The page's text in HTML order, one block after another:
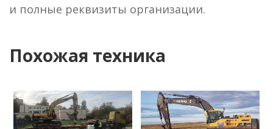
и полные реквизиты организации.
Похожая техника